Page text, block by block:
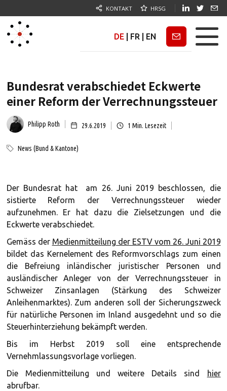
KONTAKT HRSG
DE FR EN Newsletter
Bundesrat verabschiedet Eckwerte
einer Reform der Verrechnungssteuer
Philipp Roth 29.6.2019 1 Min. Lesezeit
News (Bund & Kantone)
Der Bundesrat hat am 26. Juni 2019 beschlossen, die
sistierte Reform der Verrechnungssteuer wieder
aufzunehmen. Er hat dazu die Zielsetzungen und die
Eckwerte verabschiedet.
Gemäss der Medienmitteilung der ESTV vom 26. Juni 2019
bildet das Kernelement des Reformvorschlags zum einen
die Befreiung inländischer juristischer Personen und
ausländischer Anleger von der Verrechnungssteuer in
Schweizer Zinsanlagen (Stärkung des Schweizer
Anleihenmarktes). Zum anderen soll der Sicherungszweck
für natürliche Personen im Inland ausgedehnt und so die
Steuerhinterziehung bekämpft werden.
Bis im Herbst 2019 soll eine entsprechende
Vernehmlassungsvorlage vorliegen.
Die Medienmitteilung und weitere Details sind
hier
abrufbar.